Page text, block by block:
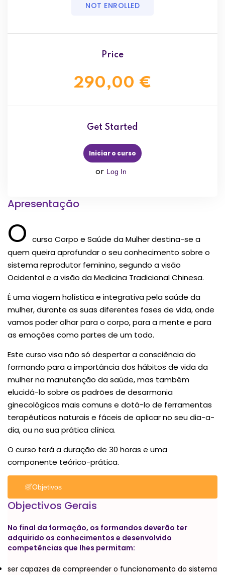
NOT ENROLLED
Price
290,00 €
Get Started
Iniciar o curso
or Log In
Apresentação
O curso Corpo e Saúde da Mulher destina-se a
quem queira aprofundar o seu conhecimento sobre o
sistema reprodutor feminino, segundo a visão
Ocidental e a visão da Medicina Tradicional Chinesa.
É uma viagem holística e integrativa pela saúde da
mulher, durante as suas diferentes fases de vida, onde
vamos poder olhar para o corpo, para a mente e para
as emoções como partes de um todo.
Este curso visa não só despertar a consciência do
formando para a importância dos hábitos de vida da
mulher na manutenção da saúde, mas também
elucidá-lo sobre os padrões de desarmonia
ginecológicos mais comuns e dotá-lo de ferramentas
terapêuticas naturais e fáceis de aplicar no seu dia-a-
dia, ou na sua prática clínica.
O curso terá a duração de 30 horas e uma
componente teórico-prática.
Objetivos
Objectivos Gerais
No final da formação, os formandos deverão ter
adquirido os conhecimentos e desenvolvido
competências que lhes permitam:
ser capazes de compreender o funcionamento do sistema